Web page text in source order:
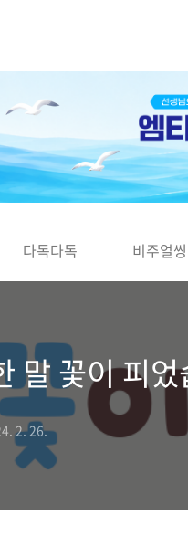
다독다독 비주얼
말 꽃이 피
2. 26.